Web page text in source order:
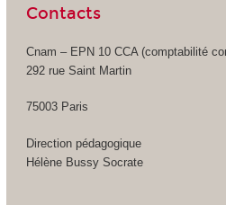
Contacts
Cnam – EPN 10 CCA (comptabilité
292 rue Saint Martin
75003 Paris
Direction pédagogique
Hélène Bussy Socrate